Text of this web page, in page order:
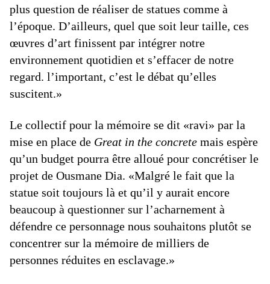
plus question de réaliser de statues comme à
l’époque. D’ailleurs, quel que soit leur taille, ces
œuvres d’art finissent par intégrer notre
environnement quotidien et s’effacer de notre
regard. l’important, c’est le débat qu’elles
suscitent.»
Le collectif pour la mémoire se dit «ravi» par la
mise en place de Great in the concrete mais espère
qu’un budget pourra être alloué pour concrétiser le
projet de Ousmane Dia. «Malgré le fait que la
statue soit toujours là et qu’il y aurait encore
beaucoup à questionner sur l’acharnement à
défendre ce personnage nous souhaitons plutôt se
concentrer sur la mémoire de milliers de
personnes réduites en esclavage.»